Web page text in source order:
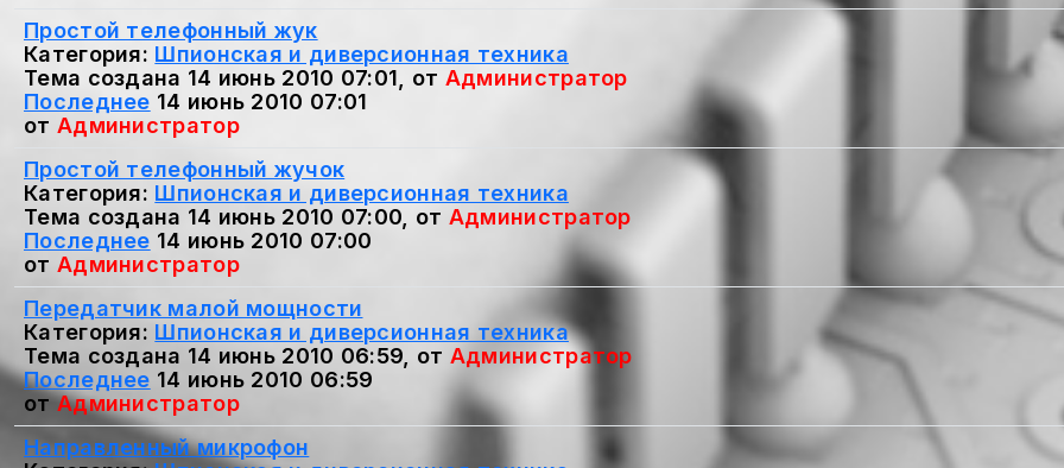
Простой телефонный жук
Категория: Шпионская и диверсионная техника
Тема создана 14 июнь 2010 07:01, от Администратор
Последнее 14 июнь 2010 07:01
от Администратор
Простой телефонный жучок
Категория: Шпионская и диверсионная техника
Тема создана 14 июнь 2010 07:00, от Администратор
Последнее 14 июнь 2010 07:00
от Администратор
Пеpедатчик малой мощности
Категория: Шпионская и диверсионная техника
Тема создана 14 июнь 2010 06:59, от Администратор
Последнее 14 июнь 2010 06:59
отАдминистратор
Направленный микрофон